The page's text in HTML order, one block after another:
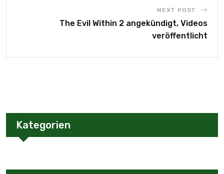
NEXT POST
The Evil Within 2 angekündigt, Videos
veröffentlicht
Kategorien